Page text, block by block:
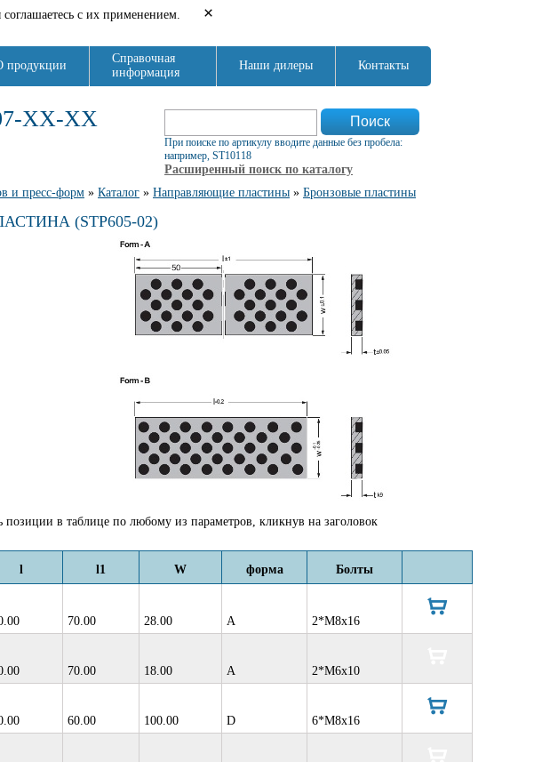
с их применением. ×
продукции
Справочная
информация
Наши дилеры Контакты
XX-XX Форма поиска
Поиск
При поиске по артикулу вводите данные без пробела:
например, ST10118
Расширенный поиск по каталогу
и пресс-форм » Каталог » Направляющие пластины » Бронзовые пластины
(STP605-02)
в таблице по любому из параметров, кликнув на заголовок
l l1 W форма Болты
70.00 28.00 A 2*M8x16
70.00 18.00 A 2*M6x10
60.00 100.00 D 6*M8x16